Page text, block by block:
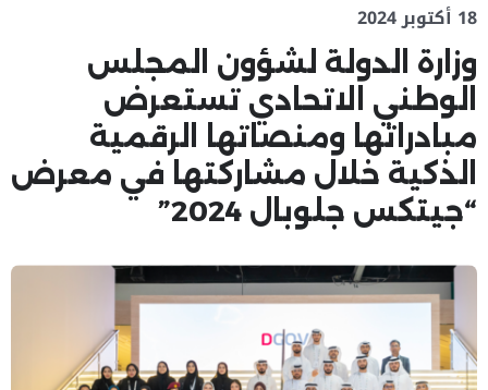
18 أكتوبر 2024
وزارة الدولة لشؤون المجلس
الوطني الاتحادي تستعرض
مبادراتها ومنصاتها الرقمية
الذكية خلال مشاركتها في معرض
“جيتكس جلوبال 2024”